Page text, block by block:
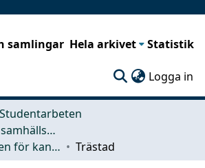
samlingar Hela arkivet Statistik
Logga in
Studentarbeten
Arkitektur och samhällsbyggnadsteknik (ACE)
Examensarbeten för kandidatexamen
Trästad